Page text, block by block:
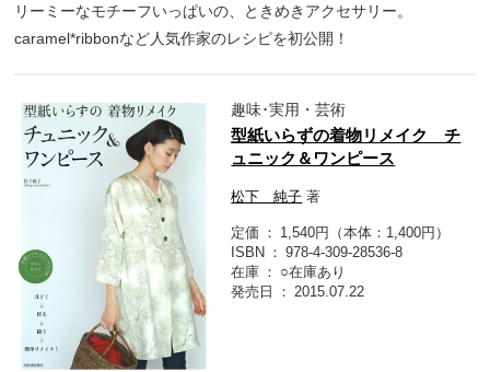
リーミーなモチーフいっぱいの、ときめきアクセサリー。
caramel*ribbonなど人気作家のレシピを初公開！
趣味･実用・芸術
型紙いらずの着物リメイク チ
ュニック＆ワンピース
松下 純子 著
定価
1,540円（本体：1,400円）
ISBN
978-4-309-28536-8
在庫
○在庫あり
発売日
2015.07.22